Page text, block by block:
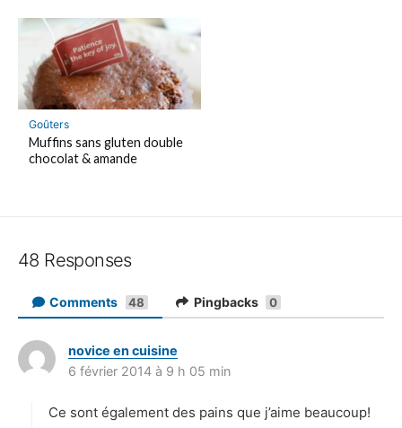
Goûters
Muffins sans gluten double
chocolat & amande
48 Responses
Comments 48 Pingbacks 0
novice en cuisine
i
6 février 2014 à 9 h 05 min
Ce sont également des pains que j’aime beaucoup!